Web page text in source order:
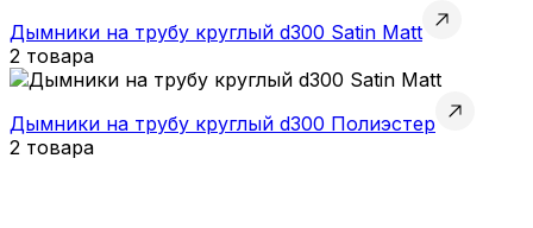
Дымники на трубу круглый d300 Satin Мatt
2 товара
Дымники на трубу круглый d300 Полиэстер
2 товара